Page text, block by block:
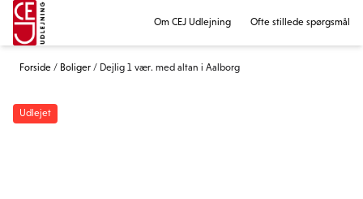
Om CEJ Udlejning Ofte stillede spørgsmål
Forside / Boliger / Dejlig 1 vær. med altan i Aalborg
Udlejet